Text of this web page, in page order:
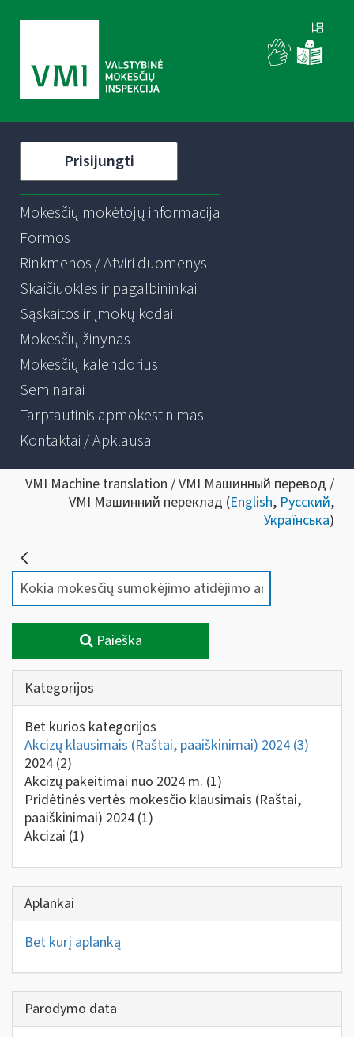
Prisijungti
Mokesčių mokėtojų informacija
Formos
Rinkmenos / Atviri duomenys
Skaičiuoklės ir pagalbininkai
Sąskaitos ir įmokų kodai
Mokesčių žinynas
Mokesčių kalendorius
Seminarai
Tarptautinis apmokestinimas
Kontaktai / Apklausa
VMI Machine translation / VMI Машинный перевод /
VMI Машинний переклад (English, Русский,
Українська)
Paieška
Kategorijos
Bet kurios kategorijos
Akcizų klausimais (Raštai, paaiškinimai) 2024 (3)
2024 (2)
Akcizų pakeitimai nuo 2024 m. (1)
Pridėtinės vertės mokesčio klausimais (Raštai,
paaiškinimai) 2024 (1)
Akcizai (1)
Aplankai
Bet kurį aplanką
Parodymo data